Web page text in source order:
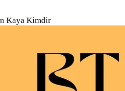
Kaya Kimdir